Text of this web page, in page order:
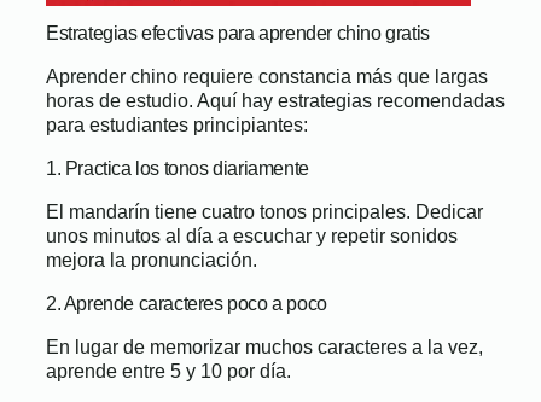
Estrategias efectivas para aprender chino gratis
Aprender chino requiere constancia más que largas
horas de estudio. Aquí hay estrategias recomendadas
para estudiantes principiantes:
1. Practica los tonos diariamente
El mandarín tiene cuatro tonos principales. Dedicar
unos minutos al día a escuchar y repetir sonidos
mejora la pronunciación.
2. Aprende caracteres poco a poco
En lugar de memorizar muchos caracteres a la vez,
aprende entre 5 y 10 por día.